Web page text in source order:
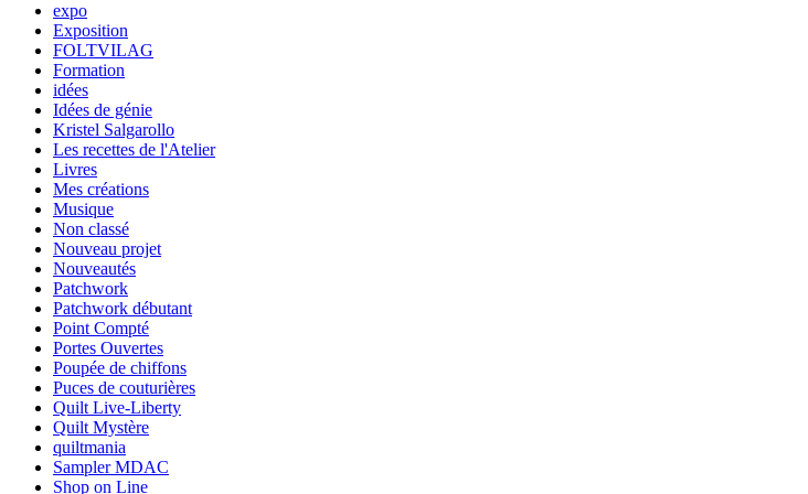
expo
Exposition
FOLTVILAG
Formation
idées
Idées de génie
Kristel Salgarollo
Les recettes de l'Atelier
Livres
Mes créations
Musique
Non classé
Nouveau projet
Nouveautés
Patchwork
Patchwork débutant
Point Compté
Portes Ouvertes
Poupée de chiffons
Puces de couturières
Quilt Live-Liberty
Quilt Mystère
quiltmania
Sampler MDAC
Shop on Line